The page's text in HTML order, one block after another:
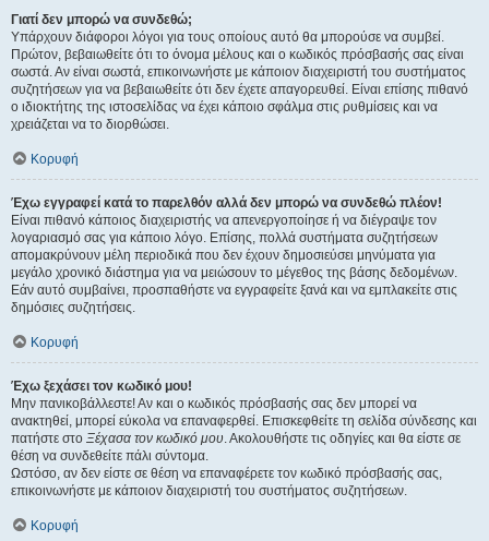
Γιατί δεν μπορώ να συνδεθώ;
Υπάρχουν διάφοροι λόγοι για τους οποίους αυτό θα μπορούσε να συμβεί.
Πρώτον, βεβαιωθείτε ότι το όνομα μέλους και ο κωδικός πρόσβασής σας είναι
σωστά. Αν είναι σωστά, επικοινωνήστε με κάποιον διαχειριστή του συστήματος
συζητήσεων για να βεβαιωθείτε ότι δεν έχετε απαγορευθεί. Είναι επίσης πιθανό
ο ιδιοκτήτης της ιστοσελίδας να έχει κάποιο σφάλμα στις ρυθμίσεις και να
χρειάζεται να το διορθώσει.
Κορυφή
Έχω εγγραφεί κατά το παρελθόν αλλά δεν μπορώ να συνδεθώ πλέον!
Είναι πιθανό κάποιος διαχειριστής να απενεργοποίησε ή να διέγραψε τον
λογαριασμό σας για κάποιο λόγο. Επίσης, πολλά συστήματα συζητήσεων
απομακρύνουν μέλη περιοδικά που δεν έχουν δημοσιεύσει μηνύματα για
μεγάλο χρονικό διάστημα για να μειώσουν το μέγεθος της βάσης δεδομένων.
Εάν αυτό συμβαίνει, προσπαθήστε να εγγραφείτε ξανά και να εμπλακείτε στις
δημόσιες συζητήσεις.
Κορυφή
Έχω ξεχάσει τον κωδικό μου!
Μην πανικοβάλλεστε! Αν και ο κωδικός πρόσβασής σας δεν μπορεί να
ανακτηθεί, μπορεί εύκολα να επαναφερθεί. Επισκεφθείτε τη σελίδα σύνδεσης και
πατήστε στο Ξέχασα τον κωδικό μου. Ακολουθήστε τις οδηγίες και θα είστε σε
θέση να συνδεθείτε πάλι σύντομα.
Ωστόσο, αν δεν είστε σε θέση να επαναφέρετε τον κωδικό πρόσβασής σας,
επικοινωνήστε με κάποιον διαχειριστή του συστήματος συζητήσεων.
Κορυφή